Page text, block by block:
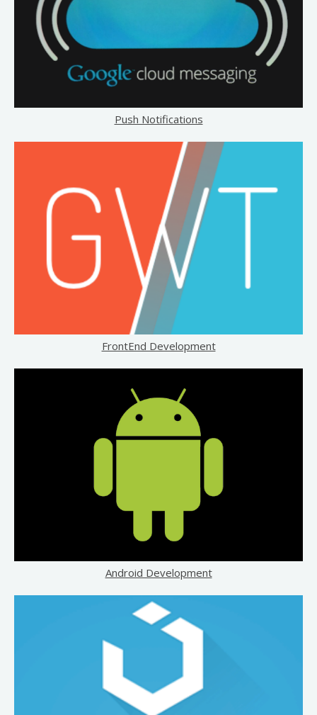
Push Notifications
FrontEnd Development
Android Development